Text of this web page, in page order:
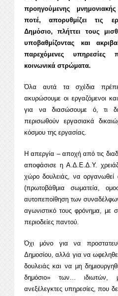
προηγούμενης
ποτέ, απορυθμίζει τις
Δημόσιο, πλήττει τους
υποβαθμίζοντας και
παρεχόμενες
κοινωνικά στρώματα.
Όλα αυτά τα σχέδια
ακυρώσουμε οι εργαζόμενοι
για να διασώσουμε ό, τι
περισωθούν εργασιακά
κόσμου της εργασίας.
Η απεργία – αποχή από τις
αποφάσισε η Α.Δ.Ε.Δ.Υ.
χώρο δουλειάς, να
(πρωτοβάθμια σωματεία,
αυτοπεποίθηση των
αγωνιστικό τους φρόνημα, με
περιοδείες παντού.
Όχι μόνο για να
Δημοσίου, αλλά για να
δουλειάς και να μη
δημόσιο» των… ιδιωτών,
ανεξέλεγκτες υπηρεσίες, που